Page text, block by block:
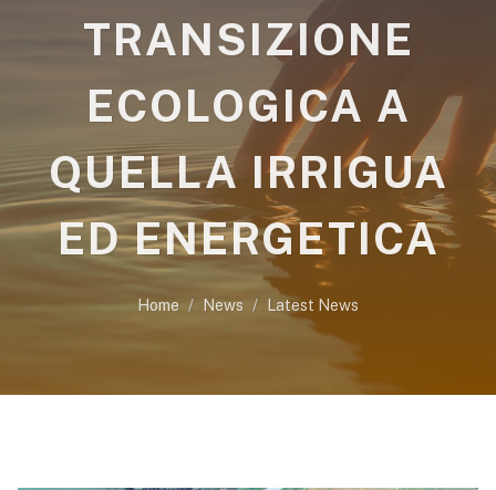
TRANSIZIONE
ECOLOGICA A
QUELLA IRRIGUA
ED ENERGETICA
Home News Latest News